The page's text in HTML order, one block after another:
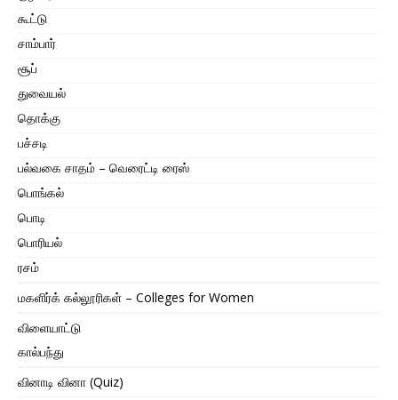
கூட்டு
சாம்பார்
சூப்
துவையல்
தொக்கு
பச்சடி
பல்வகை சாதம் – வெரைட்டி ரைஸ்
பொங்கல்
பொடி
பொரியல்
ரசம்
மகளிர்க் கல்லூரிகள் – Colleges for Women
விளையாட்டு
கால்பந்து
வினாடி வினா (Quiz)